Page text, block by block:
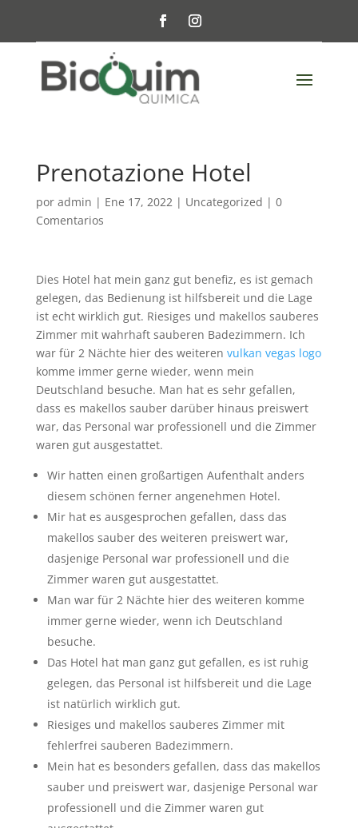
Prenotazione Hotel
por admin | Ene 17, 2022| Uncategorized | 0
Comentarios
Dies Hotel hat mein ganz gut benefiz, es ist gemach
gelegen, das Bedienung ist hilfsbereit und die Lage
ist echt wirklich gut. Riesiges und makellos sauberes
Zimmer mit wahrhaft sauberen Badezimmern. Ich
war für 2 Nächte hier des weiteren vulkan vegas logo
komme immer gerne wieder, wenn mein
Deutschland besuche. Man hat es sehr gefallen,
dass es makellos sauber darüber hinaus preiswert
war, das Personal war professionell und die Zimmer
waren gut ausgestattet.
Wir hatten einen großartigen Aufenthalt anders
diesem schönen ferner angenehmen Hotel.
Mir hat es ausgesprochen gefallen, dass das
makellos sauber des weiteren preiswert war,
dasjenige Personal war professionell und die
Zimmer waren gut ausgestattet.
Man war für 2 Nächte hier des weiteren komme
immer gerne wieder, wenn ich Deutschland
besuche.
Das Hotel hat man ganz gut gefallen, es ist ruhig
gelegen, das Personal ist hilfsbereit und die Lage
ist natürlich wirklich gut.
Riesiges und makellos sauberes Zimmer mit
fehlerfrei sauberen Badezimmern.
Mein hat es besonders gefallen, dass das makellos
sauber und preiswert war, dasjenige Personal war
professionell und die Zimmer waren gut